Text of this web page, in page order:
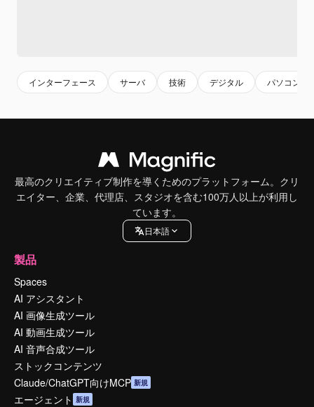
インターフェース サーバ 技術 デジタル パソコン
最高のクリエイティブ制作を導くためのプラットフォーム。クリ
エイター、企業、代理店、スタジオを含む100万人以上が利用し
ています。
日本語
製品
Spaces
AI アシスタント
AI 画像生成ツール
AI 動画生成ツール
AI 音声合成ツール
ストックコンテンツ
Claude/ChatGPT向けMCP 新規
エージェント 新規